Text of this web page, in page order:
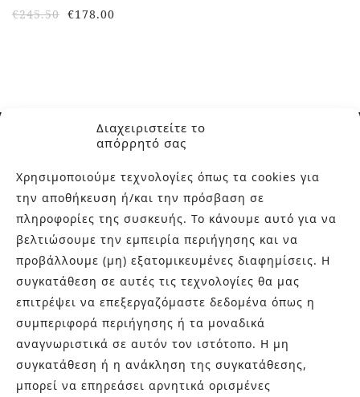
Διαχειριστείτε το
απόρρητό σας
Χρησιμοποιούμε τεχνολογίες όπως τα cookies για
την αποθήκευση ή/και την πρόσβαση σε
πληροφορίες της συσκευής. Το κάνουμε αυτό για να
βελτιώσουμε την εμπειρία περιήγησης και να
προβάλλουμε (μη) εξατομικευμένες διαφημίσεις. Η
συγκατάθεση σε αυτές τις τεχνολογίες θα μας
επιτρέψει να επεξεργαζόμαστε δεδομένα όπως η
συμπεριφορά περιήγησης ή τα μοναδικά
αναγνωριστικά σε αυτόν τον ιστότοπο. Η μη
συγκατάθεση ή η ανάκληση της συγκατάθεσης,
μπορεί να επηρεάσει αρνητικά ορισμένες
€245.50 €178.00
ΣΧΕΤΙΚΑ ΜΕ ΕΜΑΣ
Στην εταιρεία Paraskevopoulos μετουσιώνονται 40 χρόνια
εμπειρίας στο χώρο του πλακιδίου και των ειδών υγιεινής,
καθώς και φρέσκες ιδέες με τον ενθουσιασμό της νέας
γενιάς! Επισκεφτείτε μας για ιδέες και προτάσεις στον
Άγιο Δημήτριο (Λιδωρικίου 11) ή καλέστε μας στο 210-
9934544.